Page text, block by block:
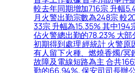
較去年同期增加716宗 升幅
月火警出勤宗數為248宗 較
33宗 升幅為15.35% 其中194
佔火警總出勤的78.23% 大
初期得到處理 經統計 火警原
有人留下火種、燃燒香燭/冥
故障及電線短路為主 合共
勤的66.94%, 保安司司長辦